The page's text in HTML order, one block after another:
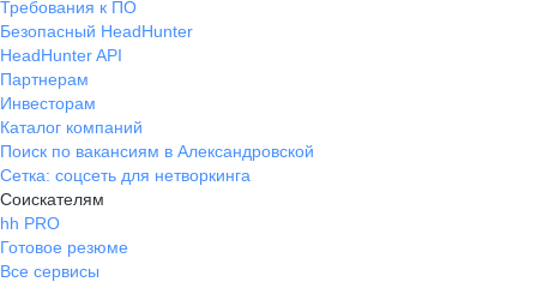
Требования к ПО
Безопасный HeadHunter
HeadHunter API
Партнерам
Инвесторам
Каталог компаний
Поиск по вакансиям в Александровской
Сетка: соцсеть для нетворкинга
Соискателям
hh PRO
Готовое резюме
Все сервисы